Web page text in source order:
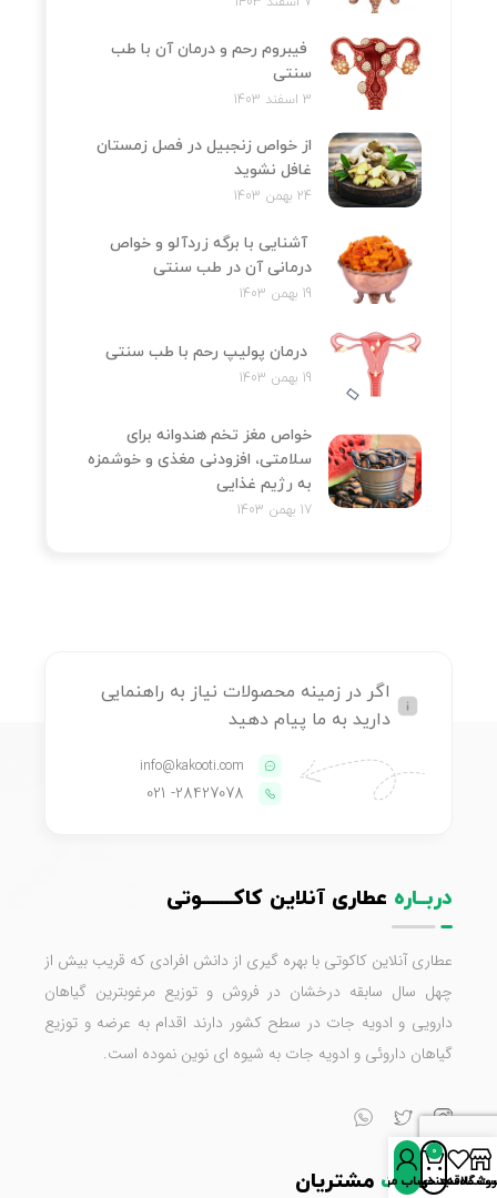
فیبروم رحم و درمان آن با طب
سنتی
3 اسفند 1403
از خواص زنجبیل در فصل زمستان
غافل نشوید
24 بهمن 1403
آشنایی با برگه زردآلو و خواص
درمانی آن در طب سنتی
19 بهمن 1403
درمان پولیپ رحم با طب سنتی
19 بهمن 1403
خواص مغز تخم هندوانه برای
سلامتی، افزودنی مغذی و خوشمزه
به رژیم غذایی
17 بهمن 1403
اگر در زمینه محصولات نیاز به راهنمایی
دارید به ما پیام دهید
info@kakooti.com
28427078
- 021
دربــاره عطاری آنلاین کاکـــــــوتی
عطاری آنلاین کاکوتی با بهره گیری از دانش افرادی که قریب بیش از
چهل سال سابقه درخشان در فروش و توزیع مرغوبترین گیاهان
دارویی و ادویه جات در سطح کشور دارند اقدام به عرضه و توزیع
گیاهان داروئی و ادویه جات به شیوه ای نوین نموده است.
خدمــات مشتریان علاقه‌مندی‌ها
0
سبد خریدحساب من